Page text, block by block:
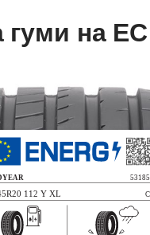
гуми на ЕС